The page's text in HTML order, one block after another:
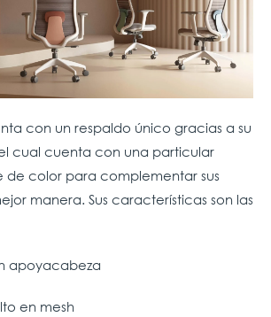
con un respaldo único gracias a su
cual cuenta con una particular
de color para complementar sus
manera. Sus características son las
apoyacabeza
en mesh